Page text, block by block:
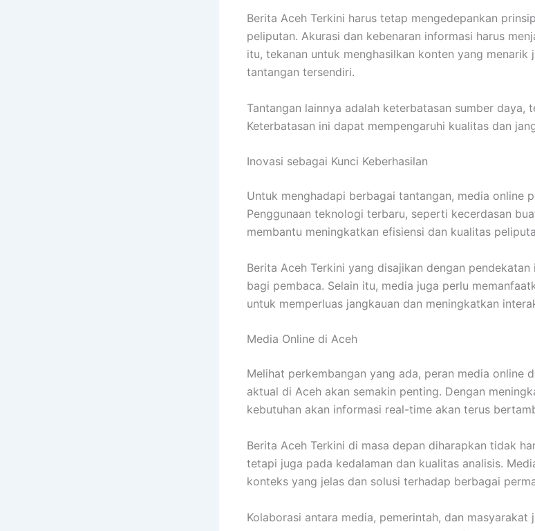
Berita Aceh Terkini harus tetap mengedepankan
peliputan. Akurasi dan kebenaran informasi harus
itu, tekanan untuk menghasilkan konten yang menarik
tantangan tersendiri.
Tantangan lainnya adalah keterbatasan sumber daya,
Keterbatasan ini dapat mempengaruhi kualitas dan
Inovasi sebagai Kunci Keberhasilan
Untuk menghadapi berbagai tantangan, media online
Penggunaan teknologi terbaru, seperti kecerdasan
membantu meningkatkan efisiensi dan kualitas
Berita Aceh Terkini yang disajikan dengan
bagi pembaca. Selain itu, media juga perlu
untuk memperluas jangkauan dan meningkatkan
Media Online di Aceh
Melihat perkembangan yang ada, peran media online
aktual di Aceh akan semakin penting. Dengan
kebutuhan akan informasi real-time akan terus
Berita Aceh Terkini di masa depan diharapkan tidak
tetapi juga pada kedalaman dan kualitas analisis.
konteks yang jelas dan solusi terhadap berbagai
Kolaborasi antara media, pemerintah, dan